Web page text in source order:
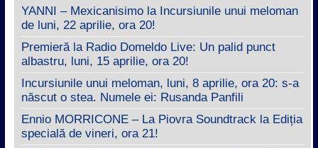
YANNI – Mexicanisimo la Incursiunile unui meloman
de luni, 22 aprilie, ora 20!
Premieră la Radio Domeldo Live: Un palid punct
albastru, luni, 15 aprilie, ora 20!
Incursiunile unui meloman, luni, 8 aprilie, ora 20: s-a
născut o stea. Numele ei: Rusanda Panfili
Ennio MORRICONE – La Piovra Soundtrack la Ediția
specială de vineri, ora 21!